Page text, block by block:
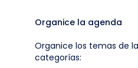
Organice la agenda
Organice los temas de
categorías: